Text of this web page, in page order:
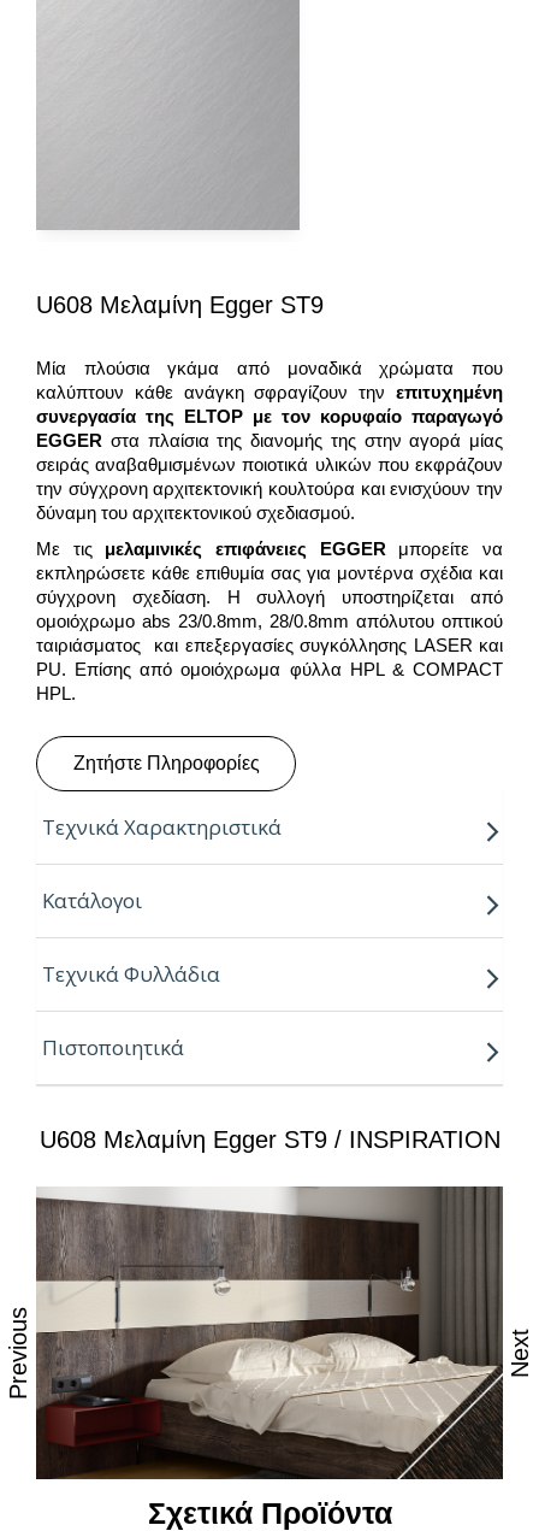
U608 Μελαμίνη Egger ST9
Μία πλούσια γκάμα από μοναδικά χρώματα που
καλύπτουν κάθε ανάγκη σφραγίζουν την επιτυχημένη
συνεργασία της ELTOP με τον κορυφαίο παραγωγό
EGGER στα πλαίσια της διανομής της στην αγορά μίας
σειράς αναβαθμισμένων ποιοτικά υλικών που εκφράζουν
την σύγχρονη αρχιτεκτονική κουλτούρα και ενισχύουν την
δύναμη του αρχιτεκτονικού σχεδιασμού.
Με τις μελαμινικές επιφάνειες EGGER μπορείτε να
εκπληρώσετε κάθε επιθυμία σας για μοντέρνα σχέδια και
σύγχρονη σχεδίαση. Η συλλογή υποστηρίζεται από
ομοιόχρωμο abs 23/0.8mm, 28/0.8mm απόλυτου οπτικού
ταιριάσματος και επεξεργασίες συγκόλλησης LASER και
PU. Επίσης από ομοιόχρωμα φύλλα HPL & COMPACT
HPL.
Ζητήστε Πληροφορίες
Τεχνικά Χαρακτηριστικά
Παραγόμενο μήκος:
Παραγόμενο πλάτος:2.07m
Πάχος: 8,16,18,25mm
Ιδιότητες:
– Εξαιρετική επιφάνεια, αναβαθμισμένες φινιτούρες
– Ανθεκτικότητα στη θερμότητα και τον ατμό
– Υψηλές αντοχές στη καθημερινή φθορά από τριβή,
– Δυνατότητα εύκολου καθημερινού καθαρισμού
– Επιφάνεια απόλυτα υγιεινή
– Υψηλή αντοχή στον αποχρωματισμό και το
θάμπωμα
– Υψηλή αντοχή στα χημικά
Κατάλογοι
Τεχνικά Φυλλάδια
Πιστοποιητικά
U608 Μελαμίνη Egger ST9 / INSPIRATION
Previous Next
Σχετικά Προϊόντα